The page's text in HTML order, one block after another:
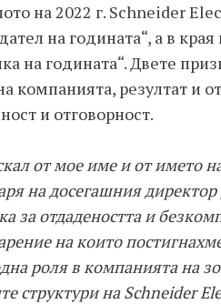
на 2022 г. Schneider
на годината“, а в
на годината“. Двете
компанията, резултат и
и отговорност.
от мое име и от името
на досегашния
за отдадеността и
на които
роля в компанията на
структури на Schneider